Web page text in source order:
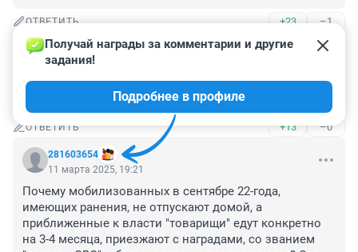
ОТВЕТИТЬ +23 –1
Гость
11 марта 2025, 19:28
А где записаться на кратко срочный контракт,
телефончик дайте.
ОТВЕТИТЬ +13 –0
281603654
Получай награды за комментарии и другие
задания!
Подробнее в профиле
11 марта 2025, 19:21
Почему мобилизованных в сентябре 22-года,
имеющих ранения, не отпускают домой, а
приближенные к власти "товарищи" едут конкретно
на 3-4 месяца, приезжают с наградами, со званием